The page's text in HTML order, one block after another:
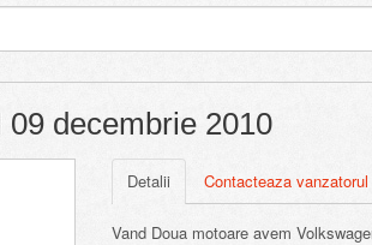
decembrie 2010
Detalii Contacteaza vanzatorul
Vand Doua motoare avem